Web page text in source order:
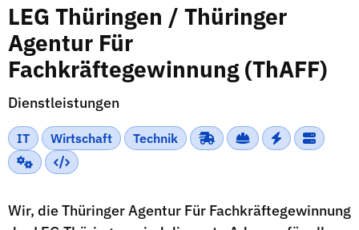
LEG Thüringen / Thüringer
Agentur Für
Fachkräftegewinnung (ThAFF)
Dienstleistungen
IT Wirtschaft Technik
Wir, die Thüringer Agentur Für Fachkräftegewinnung